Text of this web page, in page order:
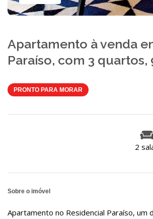
Apartamento à venda
Paraíso, com 3 quartos,
PRONTO PARA MORAR
2
Sobre o imóvel
Apartamento no Residencial Paraíso,